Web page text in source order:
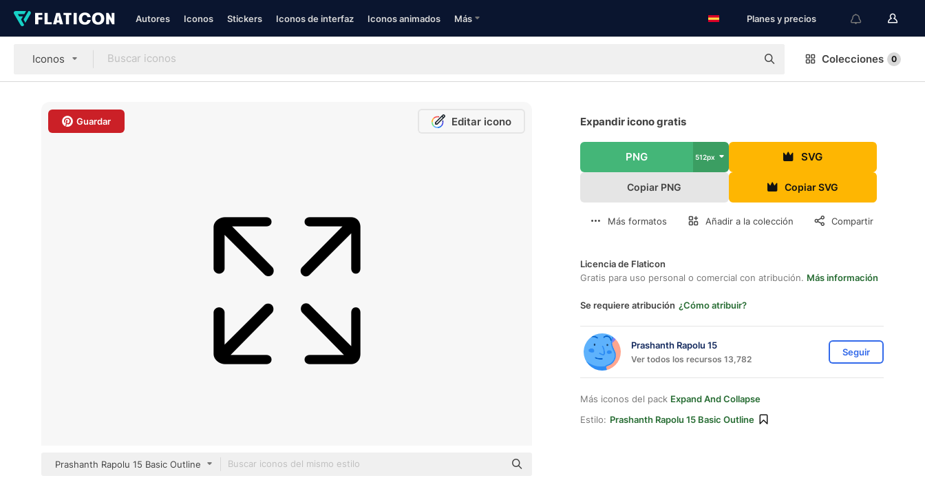
Autores Iconos Stickers Iconos de interfaz Iconos animados Más Planes y precios
Iconos Colecciones 0
Guardar Editar icono
Prashanth Rapolu 15 Basic Outline
Expandir icono gratis
PNG 512px SVG
Copiar PNG Copiar SVG
Más formatos Añadir a la colección Compartir
Licencia de Flaticon
Gratis para uso personal o comercial con atribución. Más información
Se requiere atribución ¿Cómo atribuir?
Prashanth Rapolu 15
Ver todos los recursos 13,782
Seguir
Más iconos del pack Expand And Collapse
Estilo: Prashanth Rapolu 15 Basic Outline